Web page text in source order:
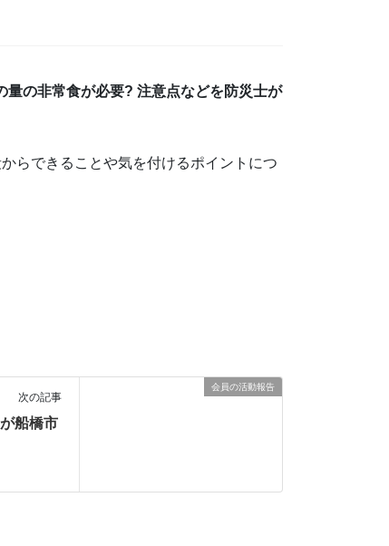
の非常食が必要? 注意点などを防災士が
らできることや気を付けるポイントにつ
会員の活動報告
次の記事
船橋市